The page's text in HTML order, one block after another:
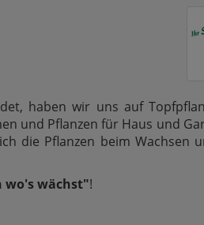
haben wir uns auf
und Pflanzen für Haus und
die Pflanzen beim Wachsen
wo's wächst"!